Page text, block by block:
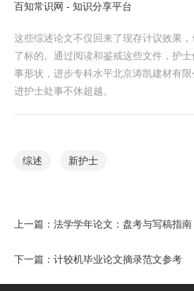
百知常识网 - 知识分享平台
这些综述论文不仅回来了现存计议效果
了标的。通过阅读和鉴戒这些文件，护
事形状，进步专科水平北京涛凯建材有
进护士处事不休超越。
综述 新护士
上一篇： 法学学年论文：盘考与写稿指南
下一篇： 计较机毕业论文摘录范文参考